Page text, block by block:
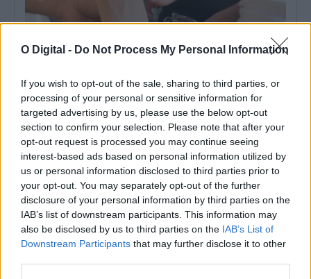
O Digital - Do Not Process My Personal Information
If you wish to opt-out of the sale, sharing to third parties, or
processing of your personal or sensitive information for
targeted advertising by us, please use the below opt-out
section to confirm your selection. Please note that after your
opt-out request is processed you may continue seeing
interest-based ads based on personal information utilized by
us or personal information disclosed to third parties prior to
your opt-out. You may separately opt-out of the further
disclosure of your personal information by third parties on the
IAB’s list of downstream participants. This information may
also be disclosed by us to third parties on the IAB’s List of
Downstream Participants that may further disclose it to other
Violência doméstica: Detido suspeito de maus-tratos e
ameaças de morte à mulher em Arraiolos
Um homem de 67 anos foi detido por suspeitas de maus-tratos
psicológicos e físicos...
3 Agosto, 2026 - 11:43